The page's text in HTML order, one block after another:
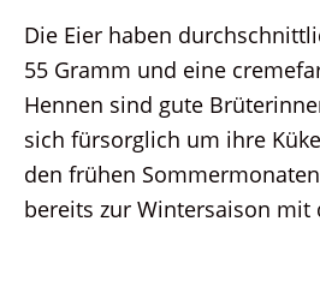
Die Eier haben
55 Gramm und eine
Hennen sind gute
sich fürsorglich um ihre
den frühen
bereits zur Wintersaison mit